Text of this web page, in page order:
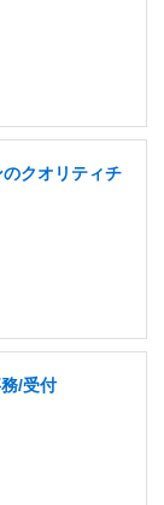
クオリティチ
/受付